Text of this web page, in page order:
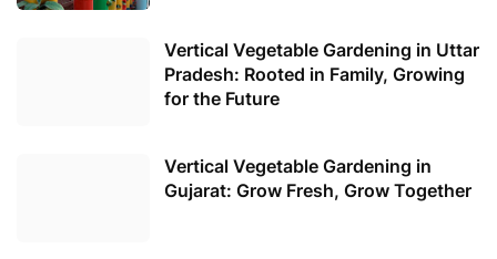
Vertical Vegetable Gardening in Uttar
Pradesh: Rooted in Family, Growing
for the Future
Vertical Vegetable Gardening in
Gujarat: Grow Fresh, Grow Together